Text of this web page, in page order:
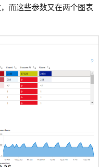
而这些参数又在两个图表